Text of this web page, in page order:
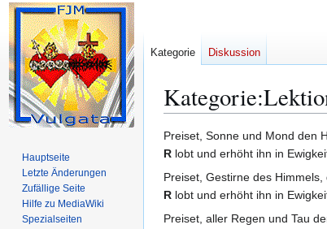
Kategorie:
Zur
Navigation
springen
Zur
Suche
springen
Preiset, Sonne und Mond den
R lobt und erhöht ihn in
Preiset, Gestirne des Himmels,
R lobt und erhöht ihn in
Preiset, aller Regen und Tau
Kategorie Diskussion
Hauptseite
Letzte Änderungen
Zufällige Seite
Hilfe zu MediaWiki
Spezialseiten